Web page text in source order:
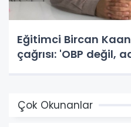
Eğitimci Bircan
çağrısı: 'OBP değil,
Çok Okunanlar